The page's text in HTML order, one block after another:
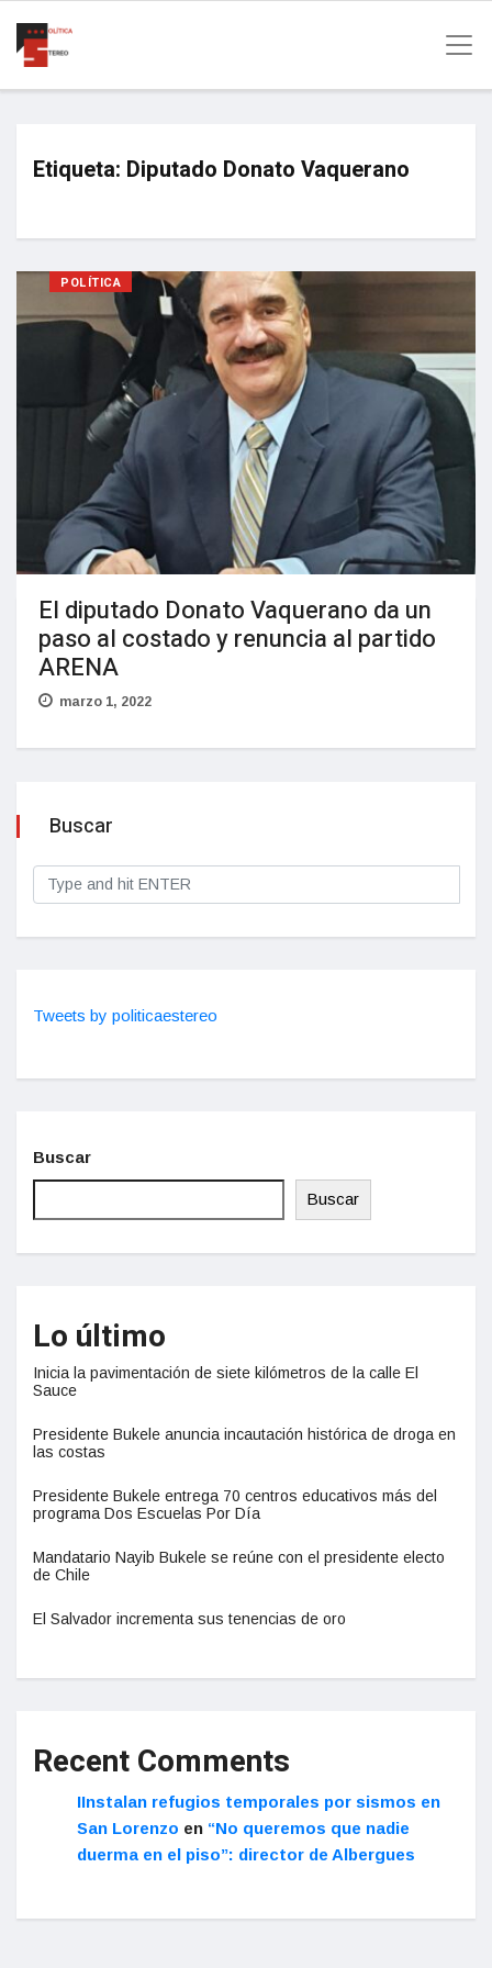
Etiqueta: Diputado Donato Vaquerano
POLÍTICA
El diputado Donato Vaquerano da un
paso al costado y renuncia al partido
ARENA
marzo 1, 2022
Buscar
Tweets by politicaestereo
Buscar
Buscar
Lo último
Inicia la pavimentación de siete kilómetros de la calle El
Sauce
Presidente Bukele anuncia incautación histórica de droga en
las costas
Presidente Bukele entrega 70 centros educativos más del
programa Dos Escuelas Por Día
Mandatario Nayib Bukele se reúne con el presidente electo
de Chile
El Salvador incrementa sus tenencias de oro
Recent Comments
IInstalan refugios temporales por sismos en
San Lorenzo en “No queremos que nadie
duerma en el piso”: director de Albergues